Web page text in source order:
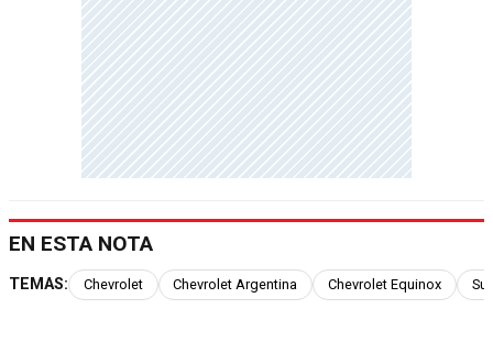
EN ESTA NOTA
TEMAS: Chevrolet Chevrolet Argentina Chevrolet Equinox